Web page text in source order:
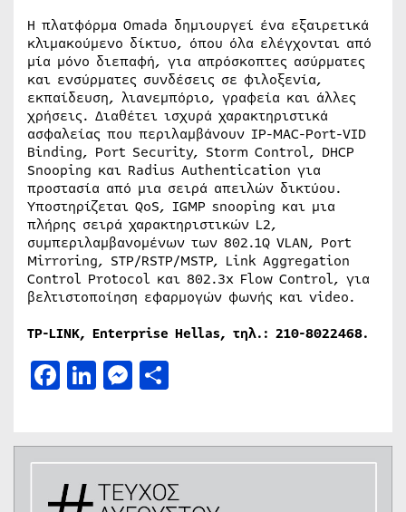
Η πλατφόρμα Omada δημιουργεί ένα εξαιρετικά
κλιμακούμενο δίκτυο, όπου όλα ελέγχονται από
μία μόνο διεπαφή, για απρόσκοπτες ασύρματες
και ενσύρματες συνδέσεις σε φιλοξενία,
εκπαίδευση, λιανεμπόριο, γραφεία και άλλες
χρήσεις. Διαθέτει ισχυρά χαρακτηριστικά
ασφαλείας που περιλαμβάνουν IP-MAC-Port-VID
Binding, Port Security, Storm Control, DHCP
Snooping και Radius Authentication για
προστασία από μια σειρά απειλών δικτύου.
Υποστηρίζεται QoS, IGMP snooping και μια
πλήρης σειρά χαρακτηριστικών L2,
συμπεριλαμβανομένων των 802.1Q VLAN, Port
Mirroring, STP/RSTP/MSTP, Link Aggregation
Control Protocol και 802.3x Flow Control, για
βελτιστοποίηση εφαρμογών φωνής και video.
TP-LINK, Enterprise Hellas, τηλ.: 210-8022468.
Facebook
LinkedIn
Messenger